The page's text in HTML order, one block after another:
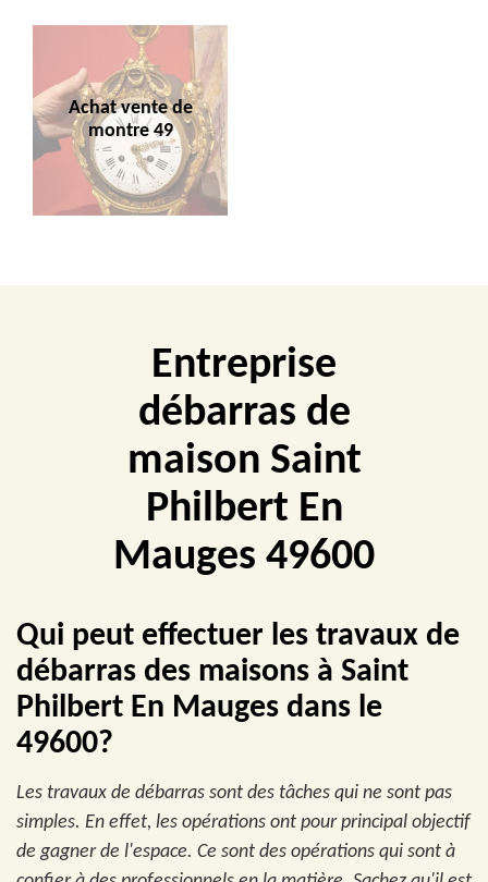
Achat vente de
montre 49
Entreprise
débarras de
maison Saint
Philbert En
Mauges 49600
Qui peut effectuer les travaux de
débarras des maisons à Saint
Philbert En Mauges dans le
49600?
Les travaux de débarras sont des tâches qui ne sont pas
simples. En effet, les opérations ont pour principal objectif
de gagner de l'espace. Ce sont des opérations qui sont à